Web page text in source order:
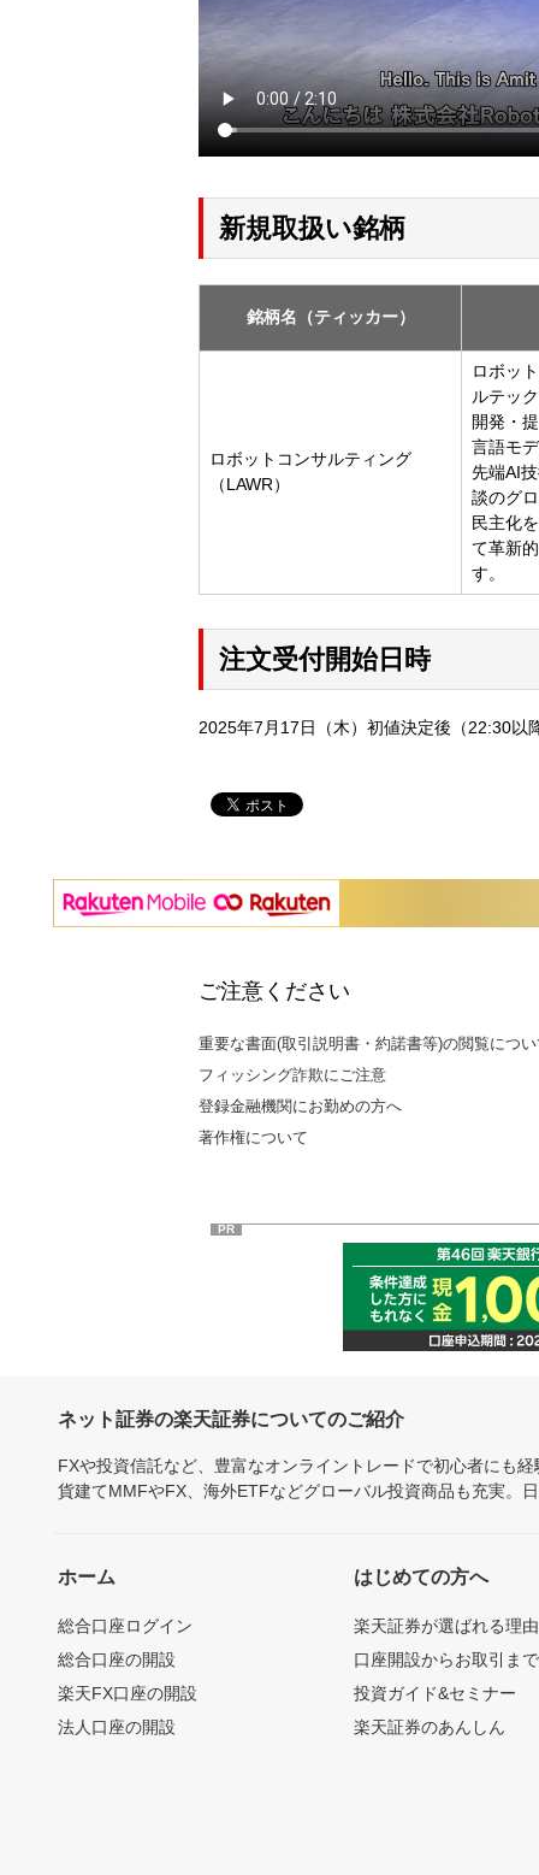
新規取扱い銘柄
銘柄名（ティッカー）
ロボットコンサルティング
（LAWR）
ロボッ
ルテッ
開発・
言語モ
先端AI
談のグ
民主化
て革新
す。
注文受付開始日時
2025年7月17日（木）初値決定後（22:30以
ご注意ください
重要な書面(取引説明書・約諾書等)の閲覧につ
フィッシング詐欺にご注意
登録金融機関にお勤めの方へ
著作権について
PR
ネット証券の楽天証券についてのご紹介
FXや投資信託など、豊富なオンライントレードで初心者にも
貨建てMMFやFX、海外ETFなどグローバル投資商品も充実。
ホーム
総合口座ログイン
総合口座の開設
楽天FX口座の開設
法人口座の開設
はじめての方へ
楽天証券が選ばれる理由
口座開設からお取引ま
投資ガイド&セミナー
楽天証券のあんしん